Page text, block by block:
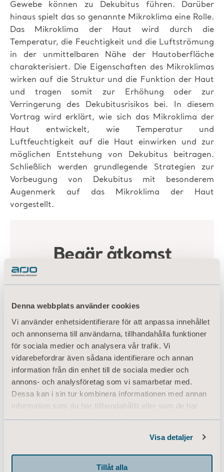
Denna webbplats använder cookies
Vi använder enhetsidentifierare för att anpassa innehållet
och annonserna till användarna, tillhandahålla funktioner
för sociala medier och analysera vår trafik. Vi
vidarebefordrar även sådana identifierare och annan
information från din enhet till de sociala medier och
annons- och analysföretag som vi samarbetar med.
Dessa kan i sin tur kombinera informationen med annan
information som du har tillhandahållit eller som de har
samlat in när du har använt deras tjänster.
Visa detaljer
Tillåt alla
Gewebe können zu Dekubitus führen. Darüber
hinaus spielt das so genannte Mikroklima eine Rolle.
Das Mikroklima der Haut wird durch die
Temperatur, die Feuchtigkeit und die Luftströmung
in der unmittelbaren Nähe der Hautoberfläche
charakterisiert. Die Eigenschaften des Mikroklimas
wirken auf die Struktur und die Funktion der Haut
und tragen somit zur Erhöhung oder zur
Verringerung des Dekubitusrisikos bei. In diesem
Vortrag wird erklärt, wie sich das Mikroklima der
Haut entwickelt, wie Temperatur und
Luftfeuchtigkeit auf die Haut einwirken und zur
möglichen Entstehung von Dekubitus beitragen.
Schließlich werden grundlegende Strategien zur
Vorbeugung von Dekubitus mit besonderem
Augenmerk auf das Mikroklima der Haut
vorgestellt.